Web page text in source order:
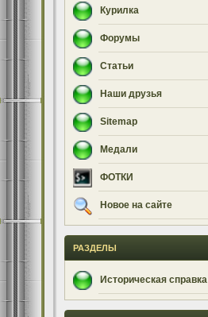
Курилка
Форумы
Статьи
Наши друзья
Sitemap
Медали
ФОТКИ
Новое на сайте
РАЗДЕЛЫ
Историческая справка